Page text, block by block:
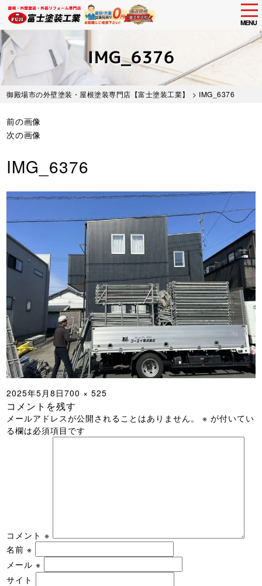
Skip
to
main
content
MENU
IMG_6376
御殿場市の外壁塗装・屋根塗装専門店【富士塗装工業】 > IMG_6376
前の画像
次の画像
IMG_6376
投
稿
日:
2025年5月8日フ
ル
サ
イ
700 × 525
コメントを残す
メールアドレスが公開されることはありません。 ※ が付いてい
る欄は必須項目です
コメント※
名前※
メール※
サイト